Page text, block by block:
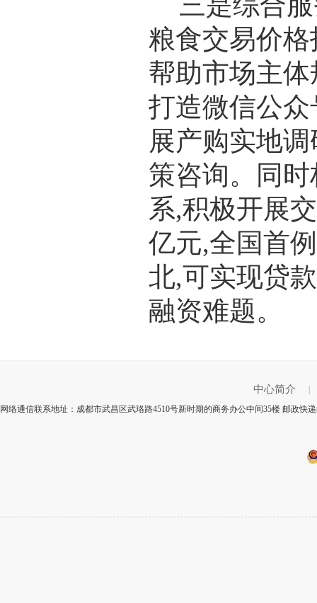
粮食交易价
帮助市场主
打造微信公
展产购实地
策咨询。同
系,积极开展
亿元,全国首
北,可实现贷
融资难题。
中心简介
网络通信联系地址：成都市武昌区武珞路4510号新时期的商务办公中间35楼 邮政快